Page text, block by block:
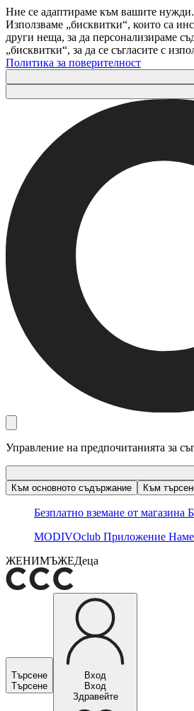
Ние се адаптираме към вашите нужди.
Използваме „бисквитки“, които са
други неща, за да персонализираме
„бисквитки“, за да се съгласите с
Политика за поверителност
Управление на предпочитанията за
Към основното съдържание
Към
Безплатно вземане от магазина
MODIVOclub Приложение
ЖЕНИМЪЖЕДеца
Търсене
Търсене
Вход
Вход
Здравейте